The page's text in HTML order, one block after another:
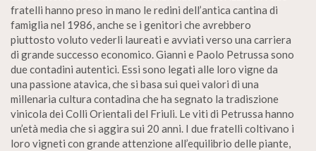
fratelli hanno preso in mano le redini dell’antica cantina di
famiglia nel 1986, anche se i genitori che avrebbero
piuttosto voluto vederli laureati e avviati verso una carriera
di grande successo economico. Gianni e Paolo Petrussa sono
due contadini autentici. Essi sono legati alle loro vigne da
una passione atavica, che si basa sui quei valori di una
millenaria cultura contadina che ha segnato la tradiszione
vinicola dei Colli Orientali del Friuli. Le viti di Petrussa hanno
un’età media che si aggira sui 20 anni. I due fratelli coltivano i
loro vigneti con grande attenzione all’equilibrio delle piante,